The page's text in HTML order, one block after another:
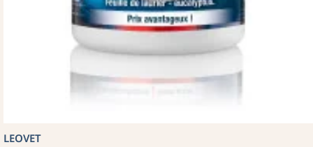
LEOVET